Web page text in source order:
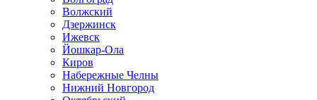
Волжский
Дзержинск
Ижевск
Йошкар-Ола
Киров
Набережные Челны
Нижний Новгород